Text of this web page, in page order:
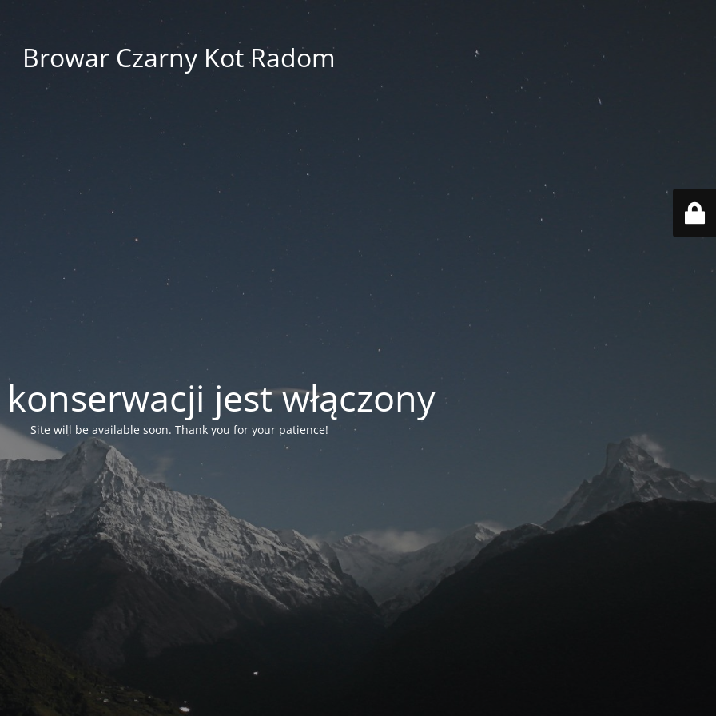
Browar Czarny Kot Radom
jest włączony
Site will be available soon. Thank you for your patience!